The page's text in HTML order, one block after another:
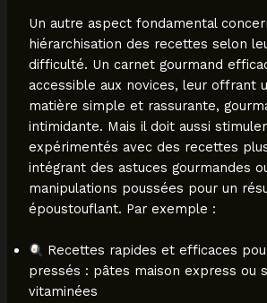
Un autre aspect fondamental
hiérarchisation des recettes selon
difficulté. Un carnet gourmand
accessible aux novices, leur offrant
matière simple et rassurante,
intimidante. Mais il doit aussi
expérimentés avec des recettes
intégrant des astuces gourmandes
manipulations poussées pour un
époustouflant. Par exemple :
Recettes rapides et efficaces
pressés : pâtes maison express ou
vitaminées